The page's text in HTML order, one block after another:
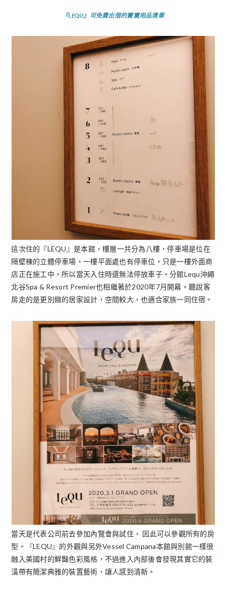
『LEQU』可免費出借的寶寶用品清單
這次住的『LEQU』是本館，樓層一共分為八樓，停車場是位在
隔壁棟的立體停車場，一樓平面處也有停車位，只是一樓外面商
店正在施工中，所以當天入住時還無法停放車子。分館Lequ沖繩
北谷Spa & Resort Premier也相繼著於2020年7月開幕。聽說客
房走的是更別緻的居家設計，空間較大，也適合家族一同住宿。
當天是代表公司前去參加內覽會與試住， 因此可以參觀所有的房
型。『LEQU』的外觀與另外Vessel Campana本館與別館一樣很
融入美國村的鮮豔色彩風格，不過進入內部後會發現其實它的裝
潢帶有簡潔典雅的裝置藝術，讓人感到清新。